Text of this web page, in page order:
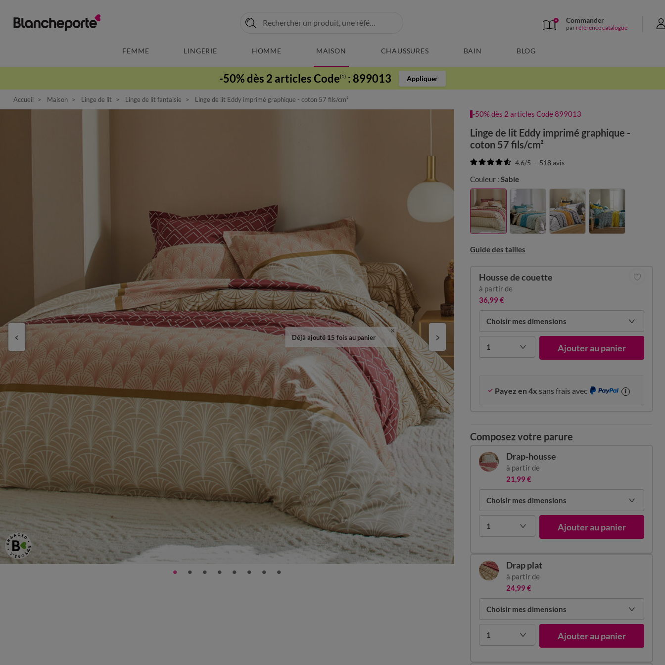
Commander
par référence catalogue
FEMME LINGERIE HOMME MAISON CHAUSSURES BAIN BLOG
-50% dès 2 articles Code(1) : 899013 Appliquer
Accueil Maison Linge de lit Linge de lit fantaisie Linge de lit Eddy imprimé graphique - coton 57 fils/cm²
Déjà ajouté 15 fois au panier
-50% dès 2 articles Code 899013
Linge de lit Eddy imprimé graphique -
coton 57 fils/cm²
4.6/5 - 518avis
Couleur : Sable
Guide des tailles
Choisir mes dimensions
1 Ajouter au panier
Payez en 4x sans frais avec i
Housse de couette
à partir de
36,99 €
Composez votre parure
Choisir mes dimensions
1 Ajouter au panier
Drap-housse
à partir de
21,99 €
Choisir mes dimensions
1 Ajouter au panier
Drap plat
à partir de
24,99 €